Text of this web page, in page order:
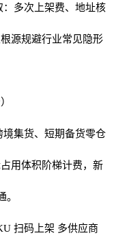
多次上架费、地址核
源规避行业常见隐形
集货、短期备货零仓
用体积阶梯计费，新
扫码上架 多供应商